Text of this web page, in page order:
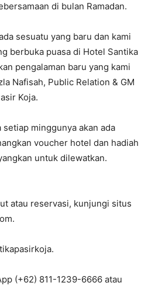
di bulan Ramadan.
sesuatu yang baru dan kami
berbuka puasa di Hotel Santika
pengalaman baru yang kami
Nafisah, Public Relation & GM
Koja.
minggunya akan ada
voucher hotel dan hadiah
untuk dilewatkan.
atau reservasi, kunjungi situs
(+62) 811-1239-6666 atau